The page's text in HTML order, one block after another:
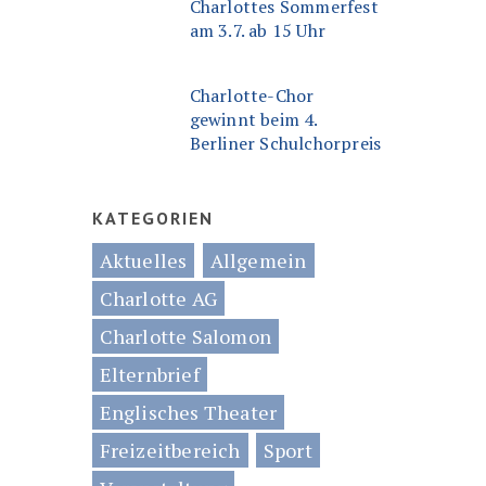
Charlottes Sommerfest
am 3.7. ab 15 Uhr
Charlotte-Chor
gewinnt beim 4.
Berliner Schulchorpreis
KATEGORIEN
Aktuelles
Allgemein
Charlotte AG
Charlotte Salomon
Elternbrief
Englisches Theater
Freizeitbereich
Sport